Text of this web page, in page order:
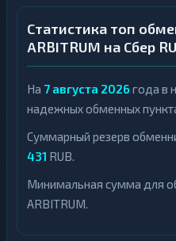
Статистика топ
ARBITRUM на Сбер
На 7 августа 2026 года в
надежных обменных
Суммарный резерв
431 RUB.
Минимальная сумма для
ARBITRUM.